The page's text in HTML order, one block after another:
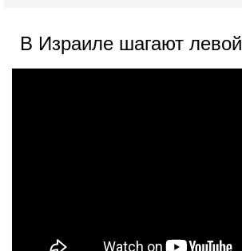
В Израиле шагают левой